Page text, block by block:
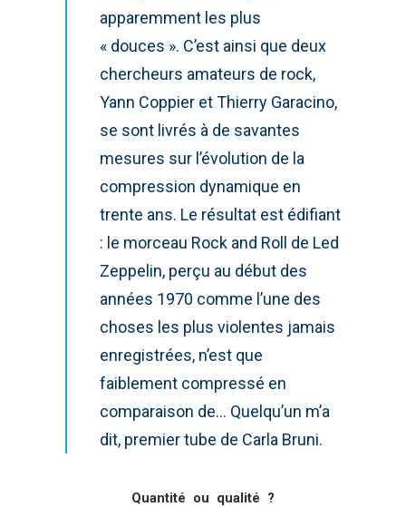
apparemment les plus
« douces ». C’est ainsi que deux
chercheurs amateurs de rock,
Yann Coppier et Thierry Garacino,
se sont livrés à de savantes
mesures sur l’évolution de la
compression dynamique en
trente ans. Le résultat est édifiant
: le morceau Rock and Roll de Led
Zeppelin, perçu au début des
années 1970 comme l’une des
choses les plus violentes jamais
enregistrées, n’est que
faiblement compressé en
comparaison de… Quelqu’un m’a
dit, premier tube de Carla Bruni.
Quantité ou qualité ?